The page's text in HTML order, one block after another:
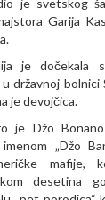
je svetskog
Garija
je dočekala
državnoj bolnici
je devojčica.
je Džo
„Džo
mafije,
desetina